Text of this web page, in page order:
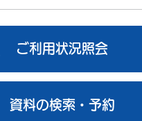
資料の検索・予約
ご利用状況照会